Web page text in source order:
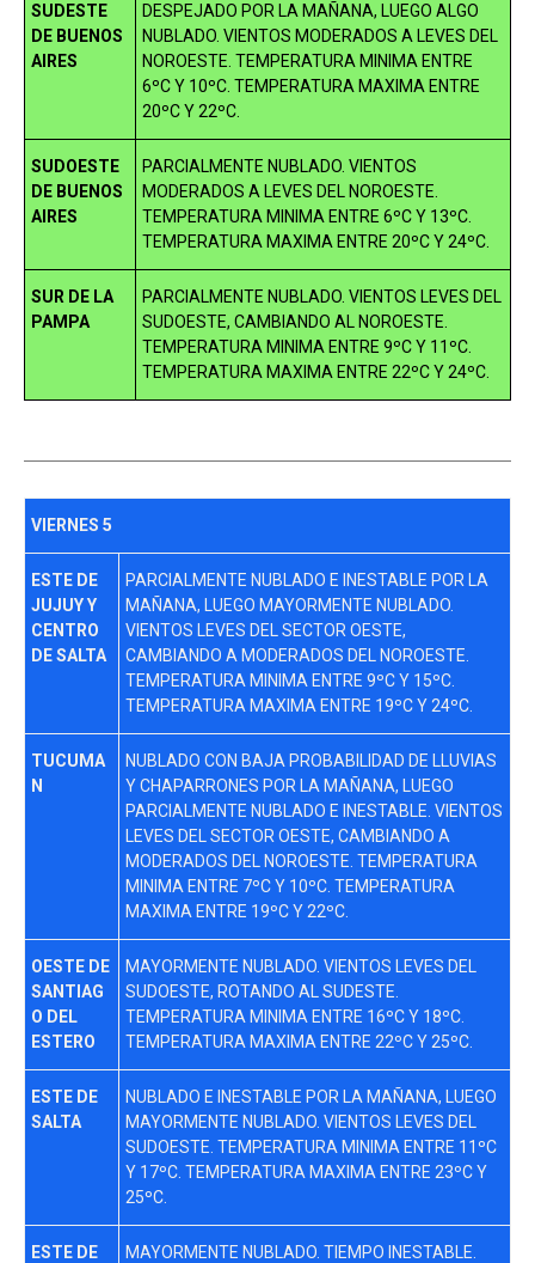
SUDESTE
DE BUENOS
AIRES
DESPEJADO POR LA MAÑANA, LUEGO ALGO
NUBLADO. VIENTOS MODERADOS A LEVES DEL
NOROESTE. TEMPERATURA MINIMA ENTRE
6ºC Y 10ºC. TEMPERATURA MAXIMA ENTRE
20ºC Y 22ºC.
SUDOESTE
DE BUENOS
AIRES
PARCIALMENTE NUBLADO. VIENTOS
MODERADOS A LEVES DEL NOROESTE.
TEMPERATURA MINIMA ENTRE 6ºC Y 13ºC.
TEMPERATURA MAXIMA ENTRE 20ºC Y 24ºC.
SUR DE LA
PAMPA
PARCIALMENTE NUBLADO. VIENTOS LEVES DEL
SUDOESTE, CAMBIANDO AL NOROESTE.
TEMPERATURA MINIMA ENTRE 9ºC Y 11ºC.
TEMPERATURA MAXIMA ENTRE 22ºC Y 24ºC.
VIERNES 5
ESTE DE
JUJUY Y
CENTRO
DE SALTA
PARCIALMENTE NUBLADO E INESTABLE POR LA
MAÑANA, LUEGO MAYORMENTE NUBLADO.
VIENTOS LEVES DEL SECTOR OESTE,
CAMBIANDO A MODERADOS DEL NOROESTE.
TEMPERATURA MINIMA ENTRE 9ºC Y 15ºC.
TEMPERATURA MAXIMA ENTRE 19ºC Y 24ºC.
TUCUMA
N
NUBLADO CON BAJA PROBABILIDAD DE LLUVIAS
Y CHAPARRONES POR LA MAÑANA, LUEGO
PARCIALMENTE NUBLADO E INESTABLE. VIENTOS
LEVES DEL SECTOR OESTE, CAMBIANDO A
MODERADOS DEL NOROESTE. TEMPERATURA
MINIMA ENTRE 7ºC Y 10ºC. TEMPERATURA
MAXIMA ENTRE 19ºC Y 22ºC.
OESTE DE
SANTIAG
O DEL
ESTERO
MAYORMENTE NUBLADO. VIENTOS LEVES DEL
SUDOESTE, ROTANDO AL SUDESTE.
TEMPERATURA MINIMA ENTRE 16ºC Y 18ºC.
TEMPERATURA MAXIMA ENTRE 22ºC Y 25ºC.
ESTE DE
SALTA
NUBLADO E INESTABLE POR LA MAÑANA, LUEGO
MAYORMENTE NUBLADO. VIENTOS LEVES DEL
SUDOESTE. TEMPERATURA MINIMA ENTRE 11ºC
Y 17ºC. TEMPERATURA MAXIMA ENTRE 23ºC Y
25ºC.
ESTE DE
MAYORMENTE NUBLADO. TIEMPO INESTABLE.